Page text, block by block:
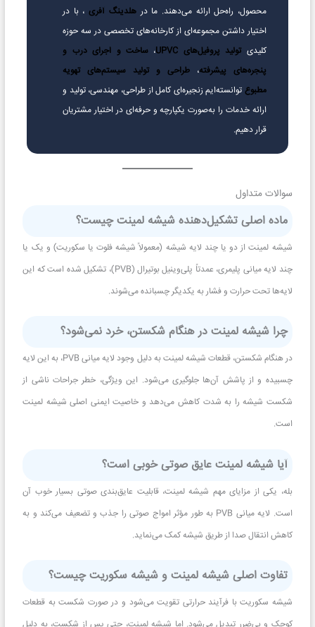
محصول، راه‌حل ارائه می‌دهند. ما درهلدینگ آفری، با در
اختیار داشتن مجموعه‌ای از کارخانه‌های تخصصی در سه حوزه
کلیدیتولید پروفیل‌های UPVC ، ساخت و اجرای درب و
پنجره‌های پیشرفته،طراحی و تولید سیستم‌های تهویه
مطبوع توانسته‌ایم زنجیره‌ای کامل از طراحی، مهندسی، تولید و
ارائه خدمات را به‌صورت یکپارچه و حرفه‌ای در اختیار مشتریان
قرار دهیم.
سوالات متداول
ماده اصلی تشکیل‌دهنده شیشه لمینت چیست؟
شیشه لمینت از دو یا چند لایه شیشه (معمولاً شیشه فلوت یا سکوریت) و یک یا
چند لایه میانی پلیمری، عمدتاً پلی‌وینیل بوتیرال (PVB)، تشکیل شده است که این
لایه‌ها تحت حرارت و فشار به یکدیگر چسبانده می‌شوند.
چرا شیشه لمینت در هنگام شکستن، خرد نمی‌شود؟
در هنگام شکستن، قطعات شیشه لمینت به دلیل وجود لایه میانی PVB، به این لایه
چسبیده و از پاشش آن‌ها جلوگیری می‌شود. این ویژگی، خطر جراحات ناشی از
شکست شیشه را به شدت کاهش می‌دهد و خاصیت ایمنی اصلی شیشه لمینت
است.
آیا شیشه لمینت عایق صوتی خوبی است؟
بله، یکی از مزایای مهم شیشه لمینت، قابلیت عایق‌بندی صوتی بسیار خوب آن
است. لایه میانی PVB به طور مؤثر امواج صوتی را جذب و تضعیف می‌کند و به
کاهش انتقال صدا از طریق شیشه کمک می‌نماید.
تفاوت اصلی شیشه لمینت و شیشه سکوریت چیست؟
شیشه سکوریت با فرآیند حرارتی تقویت می‌شود و در صورت شکست به قطعات